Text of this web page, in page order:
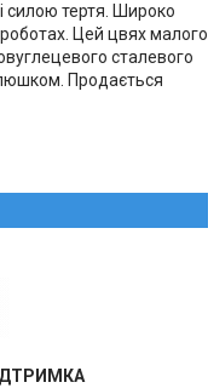
силою тертя. Широко
Цей цвях малого
сталевого
Продається